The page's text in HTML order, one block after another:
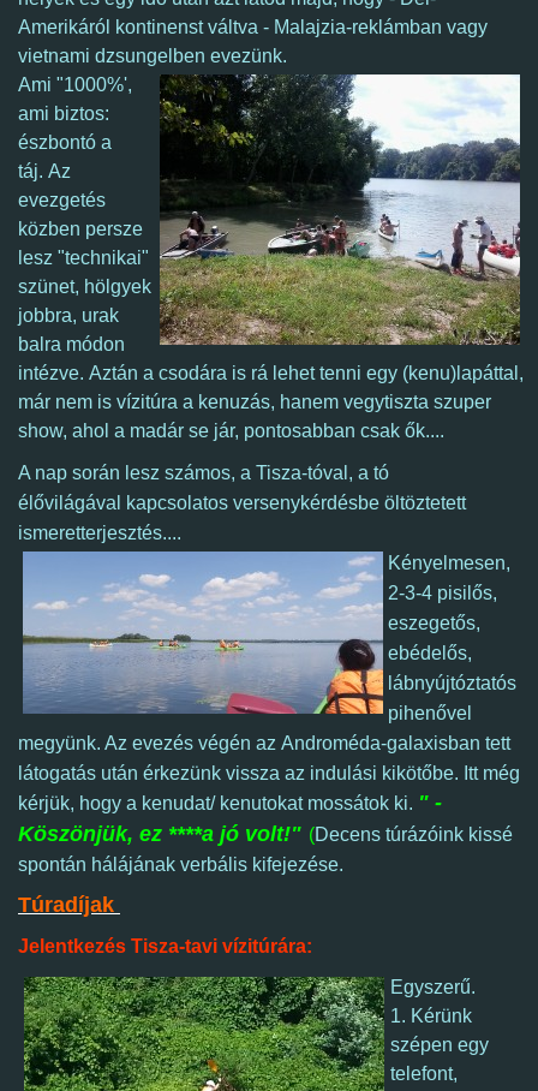
Amerikáról kontinenst váltva - Malajzia-reklámban vagy
vietnami dzsungelben evezünk.
Ami "1000%',
ami biztos:
észbontó a
táj. Az
evezgetés
közben persze
lesz "technikai"
szünet, hölgyek
jobbra, urak
balra módon
intézve. Aztán a csodára is rá lehet tenni egy (kenu)lapáttal,
már nem is vízitúra a kenuzás, hanem vegytiszta szuper
show, ahol a madár se jár, pontosabban csak ők....
A nap során lesz számos, a Tisza-tóval, a tó
élővilágával kapcsolatos versenykérdésbe öltöztetett
ismeretterjesztés....
Kényelmesen,
2-3-4 pisilős,
eszegetős,
ebédelős,
lábnyújtóztatós
pihenővel
megyünk. Az evezés végén az Androméda-galaxisban tett
látogatás után érkezünk vissza az indulási kikötőbe. Itt még
kérjük, hogy a kenudat/ kenutokat mossátok ki. " -
Köszönjük, ez ****a jó volt!" (Decens túrázóink kissé
spontán hálájának verbális kifejezése.
Túradíjak
Jelentkezés Tisza-tavi vízitúrára:
Egyszerű.
1. Kérünk
szépen egy
telefont,